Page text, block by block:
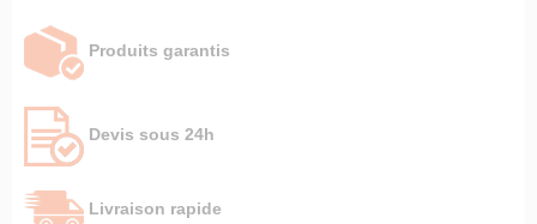
Produits garantis
Devis sous 24h
Livraison rapide